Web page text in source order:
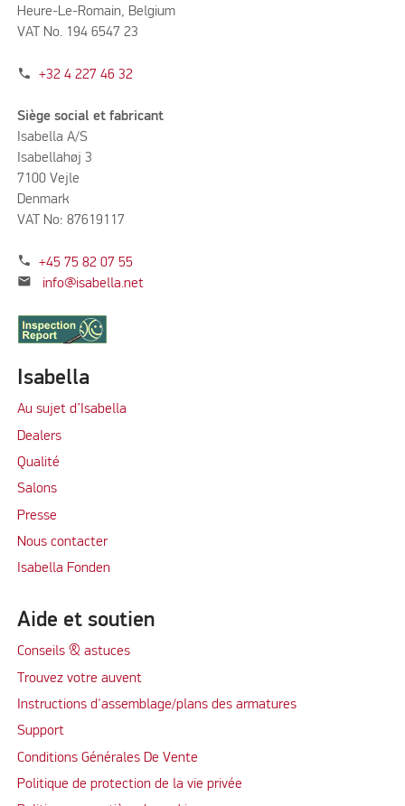
Heure-Le-Romain, Belgium
VAT No. 194 6547 23
phone +32 4 227 46 32
Siège social et fabricant
Isabella A/S
Isabellahøj 3
7100 Vejle
Denmark
VAT No: 87619117
phone +45 75 82 07 55
mail info@isabella.net
Isabella
Au sujet d’Isabella
Dealers
Qualité
Salons
Presse
Nous contacter
Isabella Fonden
Aide et soutien
Conseils & astuces
Trouvez votre auvent
Instructions d'assemblage/plans des armatures
Support
Conditions Générales De Vente
Politique de protection de la vie privée